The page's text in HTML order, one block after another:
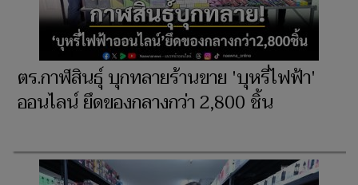
ตร.กาฬสินธุ์ บุกทลายร้านขาย 'บุหรี่ไฟฟ้า'
ออนไลน์ ยึดของกลางกว่า 2,800 ชิ้น